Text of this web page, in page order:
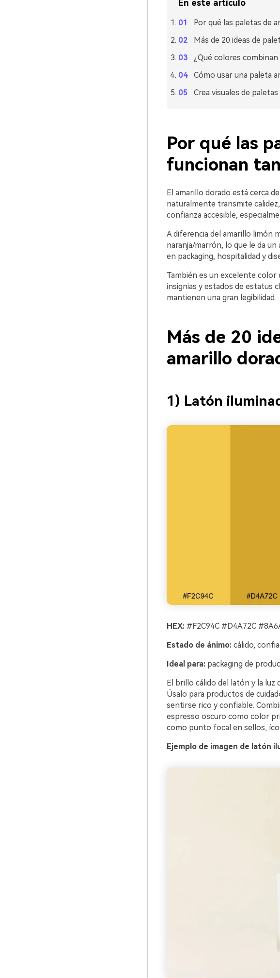
En este artículo
Por qué las paletas de
Más de 20 ideas de
¿Qué colores
Cómo usar una paleta
Crea visuales de
Por qué las
funcionan
El amarillo dorado está cerca
naturalmente transmite
confianza accesible,
A diferencia del amarillo limón
naranja/marrón, lo que le da
en packaging, hospitalidad y
También es un excelente color
insignias y estados de estatus
mantienen una gran legibilidad.
Más de 20
amarillo
1) Latón
HEX:#F2C94C #D4A72C
Estado de ánimo:cálido,
Ideal para:packaging de
El brillo cálido del latón y la luz
Úsalo para productos de
sentirse rico y confiable.
espresso oscuro como color
como punto focal en sellos,
Ejemplo de imagen de latón